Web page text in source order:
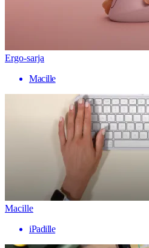
Ergo-sarja
Macille
Macille
iPadille